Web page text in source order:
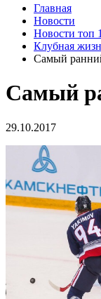
Главная
Новости
Новости топ
Клубная
Самый
Самый
29.10.2017